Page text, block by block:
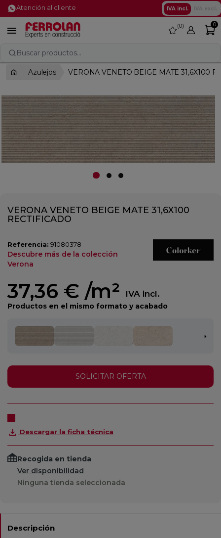
Atención al cliente IVA incl.
 favorite
0 0
Buscar productos...
Azulejos VERONA VENETO BEIGE MATE 31,6X100
VERONA VENETO BEIGE MATE 31,6X100
RECTIFICADO
Referencia: 91080378
Descubre más de la colección
Verona
37,36 € /m² IVA incl.
Productos en el mismo formato y acabado
SOLICITAR OFERTA
Descargar la ficha técnica
Recogida en tienda
Ver disponibilidad
Ninguna tienda seleccionada
Descripción